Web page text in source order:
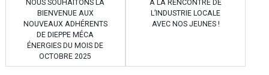
NOUS SOUHAITONS LA
BIENVENUE AUX
NOUVEAUX ADHÉRENTS
DE DIEPPE MÉCA
ÉNERGIES DU MOIS DE
OCTOBRE 2025
À LA RENCONTRE DE
L’INDUSTRIE LOCALE
AVEC NOS JEUNES !